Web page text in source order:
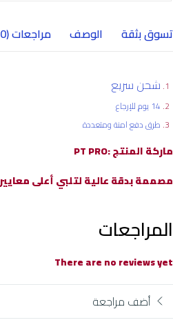
تسوق بثقة الوصف مراجعات (0)
شحن سريع
14 يوم للإرجاع
طرق دفع امنة ومتعددة
ماركة المنتج :PT PRO
مصممة بدقة عالية لتلبي أعلى
المراجعات
There are no reviews yet
أضف مراجعة